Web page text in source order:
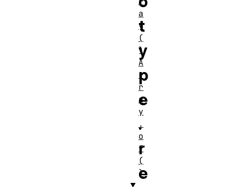
t
y
p
e
.
r
e
a
y
(
)
A
r
r
a
y
.
o
f
(
)